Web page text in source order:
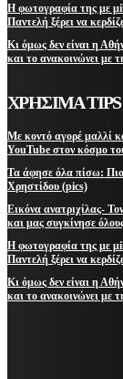
Η φωτογραφία της με
Παντελή ξέρει να
Κι όμως δεν είναι η
και το ανακοινώνει με
ΧΡΗΣΙΜΑ TIPS
Με κοντό αγορέ μαλλί
YouTube στον κόσμο
Τα άφησε όλα πίσω: Πιο
Χρηστίδου (pics)
Εικόνα ανατριχίλας-
και μας συγκίνησε
Η φωτογραφία της με
Παντελή ξέρει να
Κι όμως δεν είναι η
και το ανακοινώνει με